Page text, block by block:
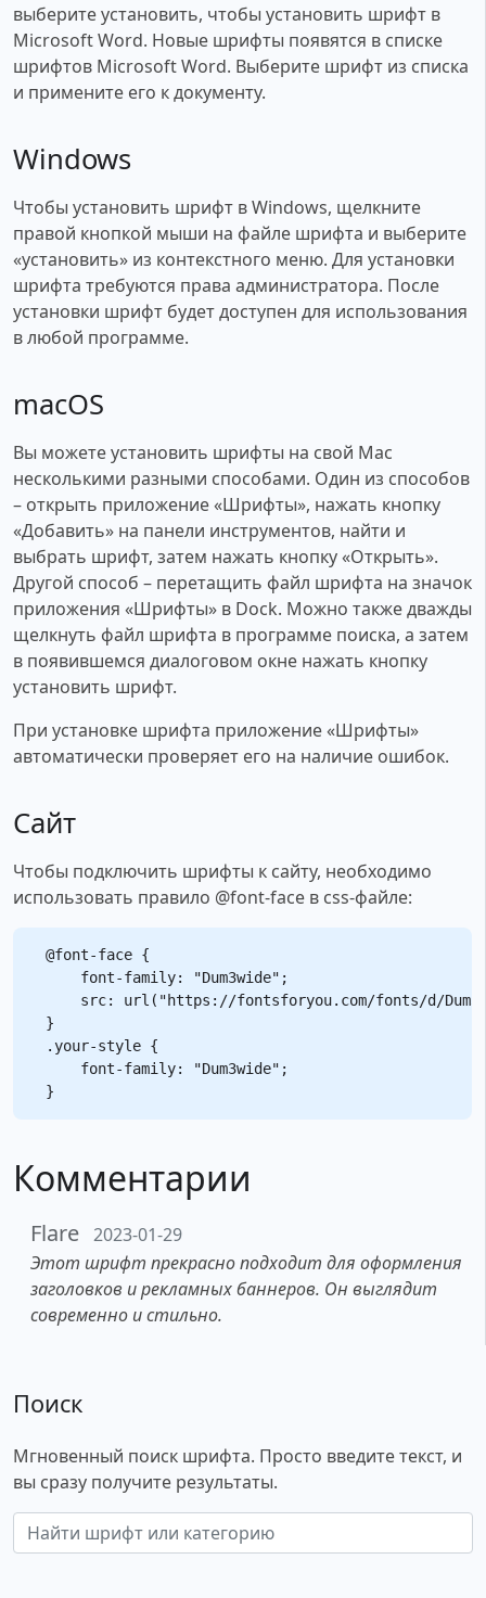
выберите установить, чтобы установить шрифт в
Microsoft Word. Новые шрифты появятся в списке
шрифтов Microsoft Word. Выберите шрифт из списка
и примените его к документу.
Windows
Чтобы установить шрифт в Windows, щелкните
правой кнопкой мыши на файле шрифта и выберите
«установить» из контекстного меню. Для установки
шрифта требуются права администратора. После
установки шрифт будет доступен для использования
в любой программе.
macOS
Вы можете установить шрифты на свой Mac
несколькими разными способами. Один из способов
– открыть приложение «Шрифты», нажать кнопку
«Добавить» на панели инструментов, найти и
выбрать шрифт, затем нажать кнопку «Открыть».
Другой способ – перетащить файл шрифта на значок
приложения «Шрифты» в Dock. Можно также дважды
щелкнуть файл шрифта в программе поиска, а затем
в появившемся диалоговом окне нажать кнопку
установить шрифт.
При установке шрифта приложение «Шрифты»
автоматически проверяет его на наличие ошибок.
Сайт
Чтобы подключить шрифты к сайту, необходимо
использовать правило @font-face в css-файле:
@font-face {
    font-family: "Dum3wide";
src: url("https://fontsforyou.com/fonts/d/
}
.your-style {
    font-family: "Dum3wide";
Комментарии
Flare 2023-01-29
Этот шрифт прекрасно подходит для оформления
заголовков и рекламных баннеров. Он выглядит
современно и стильно.
Поиск
Мгновенный поиск шрифта. Просто введите текст, и
вы сразу получите результаты.